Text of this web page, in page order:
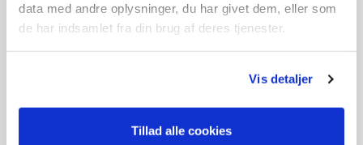
data med andre oplysninger, du har givet dem, eller som
de har indsamlet fra din brug af deres tjenester.
Vis detaljer
Tillad alle cookies